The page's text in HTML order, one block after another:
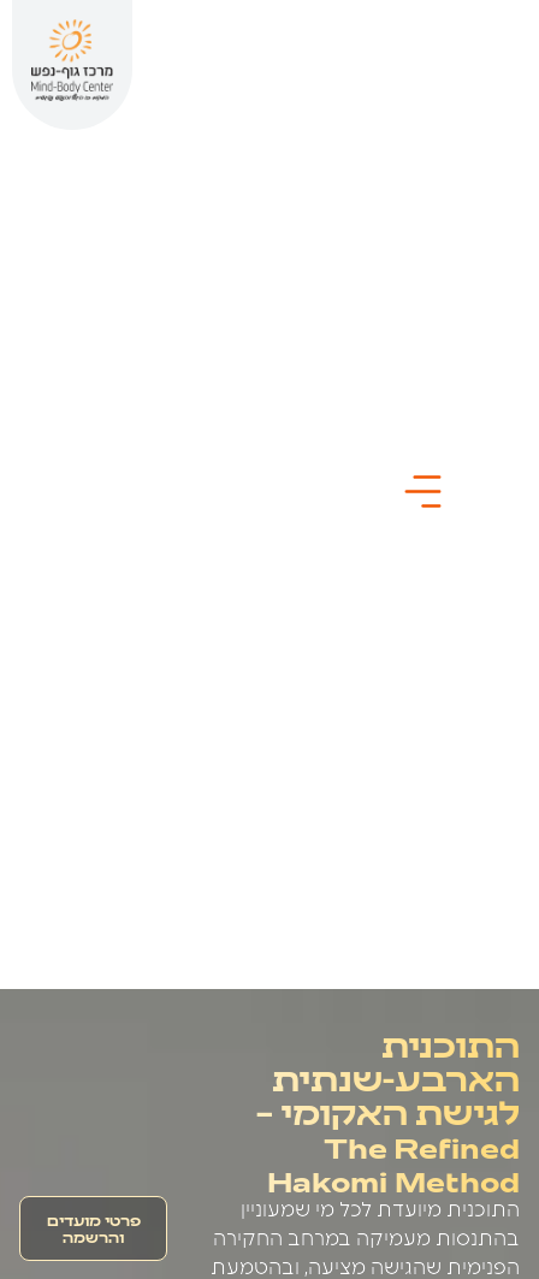
התוכנית
הארבע-שנתית
לגישת האקומי –
The Refined
Hakomi Method
התוכנית מיועדת לכל מי שמעוניין
בהתנסות מעמיקה במרחב החקירה
הפנימית שהגישה מציעה, ובהטמעת
פרטי מועדים
והרשמה